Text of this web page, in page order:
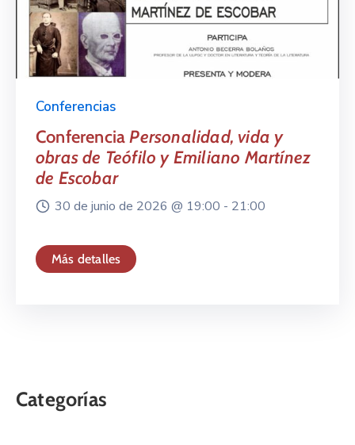
Conferencias
ConferenciaPersonalidad, vida y
obras de Teófilo y Emiliano Martínez
de Escobar
30 de junio de 2026 @ 19:00 - 21:00
Más detalles